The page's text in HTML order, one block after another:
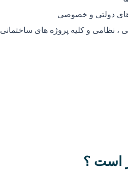
های دولتی و خصوصی
، نظامی و کلیه پروژه های ساختمانی
است ؟